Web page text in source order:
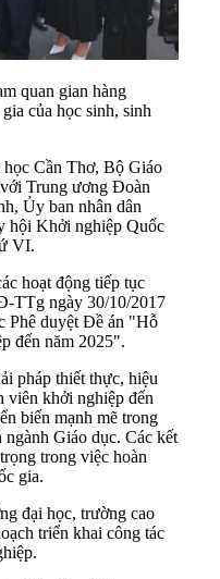
quan gian hàng
của học sinh, sinh
Cần Thơ, Bộ Giáo
Trung ương Đoàn
Ủy ban nhân dân
hội Khởi nghiệp Quốc
VI.
hoạt động tiếp tục
TTg ngày 30/10/2017
Phê duyệt Đề án "Hỗ
đến năm 2025".
pháp thiết thực, hiệu
viên khởi nghiệp đến
biến mạnh mẽ trong
ngành Giáo dục. Các kết
trong việc hoàn
gia.
đại học, trường cao
triển khai công tác